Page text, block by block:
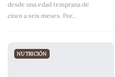
desde una edad temprana de
cinco a seis meses. Por…
NUTRICIÓN